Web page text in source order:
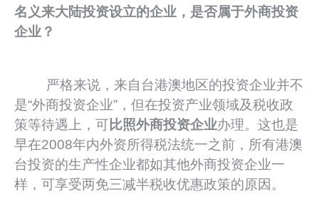
名义来大陆投资设立的企业，是否属于外商投资
企业？
严格来说，来自台港澳地区的投资企业并不
是“外商投资企业”，但在投资产业领域及税收政
策等待遇上，可 比照外商投资企业办理。这也是
早在2008年内外资所得税法统一之前，所有港澳
台投资的生产性企业都如其他外商投资企业一
样，可享受两免三减半税收优惠政策的原因。